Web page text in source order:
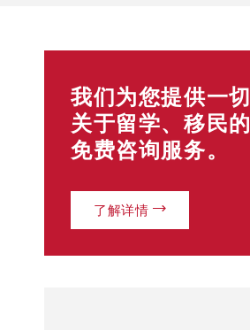
我们为您提供一切
关于留学、移民的
免费咨询服务。
了解详情